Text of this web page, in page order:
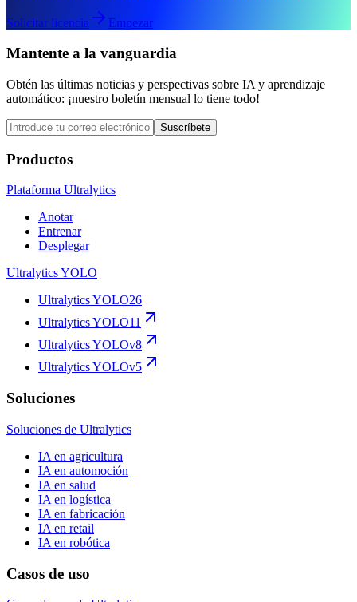
Solicitar licencia Empezar
Mantente a la vanguardia
Obtén las últimas noticias y perspectivas sobre IA y aprendizaje
automático: ¡nuestro boletín mensual lo tiene todo!
Suscríbete
Productos
Plataforma Ultralytics
Anotar
Entrenar
Desplegar
Ultralytics YOLO
Ultralytics YOLO26
Ultralytics YOLO11
Ultralytics YOLOv8
Ultralytics YOLOv5
Soluciones
Soluciones de Ultralytics
IA en agricultura
IA en automoción
IA en salud
IA en logística
IA en fabricación
IA en retail
IA en robótica
Casos de uso